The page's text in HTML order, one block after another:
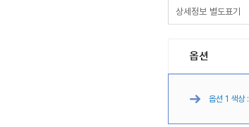
상세정보 별도표기
옵션
옵션 1 색상 :